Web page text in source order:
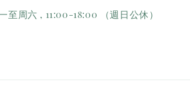
至周六 , 11:00-18:00 （週日公休）